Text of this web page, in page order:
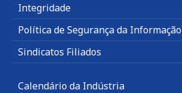
Integridade
Política de Segurança da Informação
Sindicatos Filiados
Calendário da Indústria